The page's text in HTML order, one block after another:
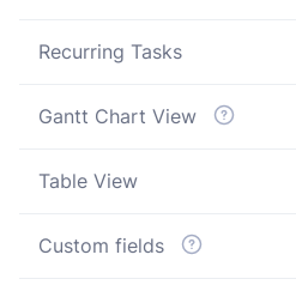
Recurring Tasks
Gantt Chart View
Table View
Custom fields